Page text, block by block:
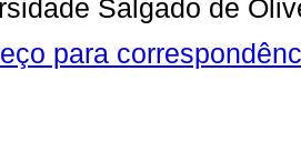
Salgado de
para